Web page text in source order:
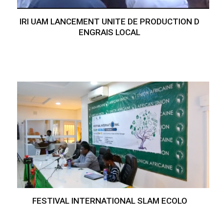
IRI UAM LANCEMENT UNITE DE PRODUCTION D
ENGRAIS LOCAL
FESTIVAL INTERNATIONAL SLAM ECOLO